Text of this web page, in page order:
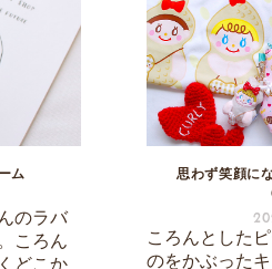
ム
のラバ
ころん
どこか
思わず笑顔に
ころんとした
のをかぶった